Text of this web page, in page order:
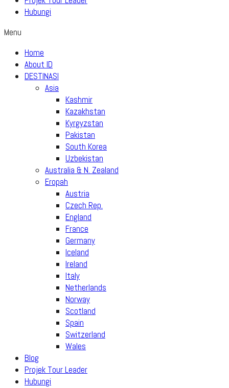
Hubungi
Menu
Home
About ID
DESTINASI
Asia
Kashmir
Kazakhstan
Kyrgyzstan
Pakistan
South Korea
Uzbekistan
Australia & N. Zealand
Eropah
Austria
Czech Rep.
England
France
Germany
Iceland
Ireland
Italy
Netherlands
Norway
Scotland
Spain
Switzerland
Wales
Blog
Projek Tour Leader
Hubungi